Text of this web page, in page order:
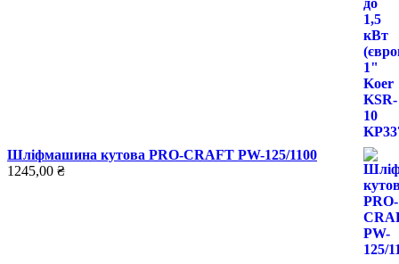
Шліфмашина кутова PRO-CRAFT PW-125/1100
1245,00 ₴